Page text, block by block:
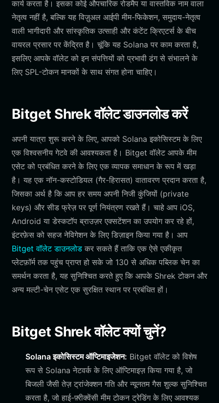
कार्य करता है। इसका कोई औपचारिक रोडमैप या वास्तविक नाम वाला
नेतृत्व नहीं है, बल्कि यह विज़ुअल आईपी मीम-फिकेशन, समुदाय-नेतृत्व
वाली भागीदारी और सांस्कृतिक उत्साही और कंटेंट क्रिएटर्स के बीच
वायरल प्रसार पर केंद्रित है। चूंकि यह Solana पर काम करता है,
इसलिए आपके वॉलेट को इन संपत्तियों को प्रभावी ढंग से संभालने के
लिए SPL-टोकन मानकों के साथ संगत होना चाहिए।
Bitget Shrek वॉलेट डाउनलोड करें
अपनी यात्रा शुरू करने के लिए, आपको Solana इकोसिस्टम के लिए
एक विश्वसनीय गेटवे की आवश्यकता है। Bitget वॉलेट आपके मीम
एसेट को प्रबंधित करने के लिए एक व्यापक समाधान के रूप में खड़ा
है। यह एक नॉन-कस्टोडियल (गैर-हिरासत) वातावरण प्रदान करता है,
जिसका अर्थ है कि आप हर समय अपनी निजी कुंजियों (private
keys) और सीड फ्रेज़ पर पूर्ण नियंत्रण रखते हैं। चाहे आप iOS,
Android या डेस्कटॉप ब्राउज़र एक्सटेंशन का उपयोग कर रहे हों,
इंटरफ़ेस को सहज नेविगेशन के लिए डिज़ाइन किया गया है। आप
Bitget वॉलेट डाउनलोड कर सकते हैं ताकि एक ऐसे एकीकृत
प्लेटफ़ॉर्म तक पहुंच प्राप्त हो सके जो 130 से अधिक पब्लिक चेन का
समर्थन करता है, यह सुनिश्चित करते हुए कि आपके Shrek टोकन और
अन्य मल्टी-चेन एसेट एक सुरक्षित स्थान पर प्रबंधित हों।
Bitget Shrek वॉलेट क्यों चुनें?
Solana इकोसिस्टम ऑप्टिमाइजेशन: Bitget वॉलेट को विशेष
रूप से Solana नेटवर्क के लिए ऑप्टिमाइज़ किया गया है, जो
बिजली जैसी तेज़ ट्रांजेक्शन गति और न्यूनतम गैस शुल्क सुनिश्चित
करता है, जो हाई-फ़्रीक्वेंसी मीम टोकन ट्रेडिंग के लिए आवश्यक